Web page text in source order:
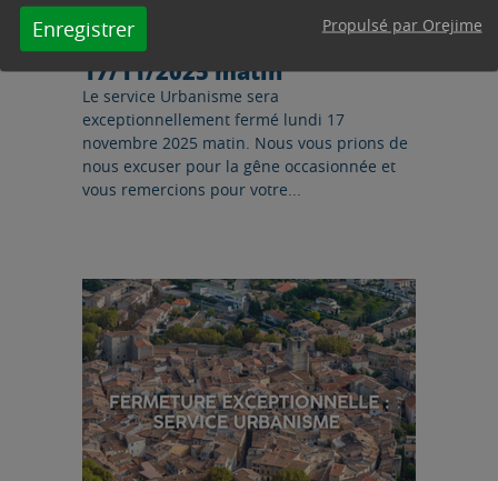
Enregistrer Propulsé par Orejime
FERMETURE EXCEPTIONNELLE
– Service Urbanisme le
17/11/2025 matin
Le service Urbanisme sera
exceptionnellement fermé lundi 17
novembre 2025 matin. Nous vous prions de
nous excuser pour la gêne occasionnée et
vous remercions pour votre...
Lire l'article